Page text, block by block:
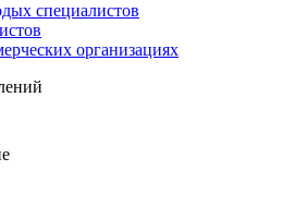
специалистов
организациях